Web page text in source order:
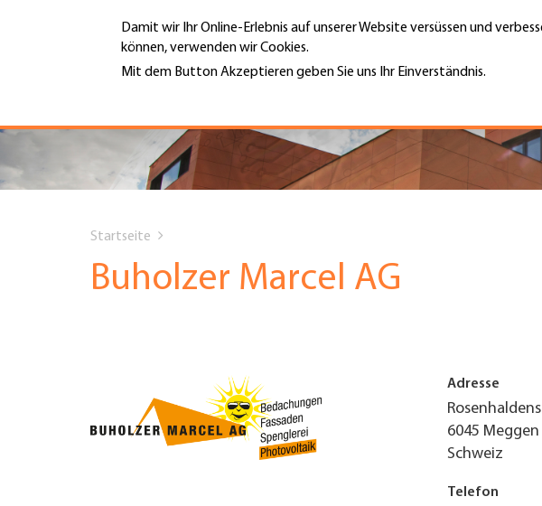
Damit wir Ihr Online-Erlebnis auf unserer Website versüssen und
können, verwenden wir Cookies.
Mit dem Button Akzeptieren geben Sie uns Ihr Einverständnis.
Hauptnavigation
PORTRÄT
DIENSTLEISTUNGEN
UNTERNEHMEN FINDEN
MENÜ
are
Startseite
Buholzer Marcel AG
Adresse
6045 Meggen
Schweiz
Telefon